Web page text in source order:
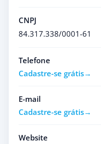
CNPJ
84.317.338/0001-61
Telefone
Cadastre-se grátis
E-mail
Cadastre-se grátis
Website